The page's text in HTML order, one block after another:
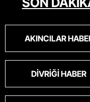
AKINCILAR
DIVRIĞI HABER